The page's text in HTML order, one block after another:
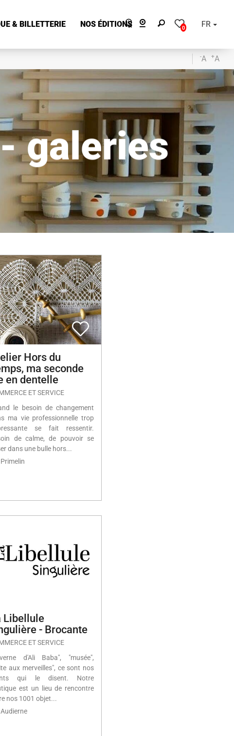
0 FR
& BILLETTERIE NOS ÉDITIONS
-A +A
galeries
Hors du
ma seconde
en dentelle
ET SERVICE
le besoin de changement
ma vie professionnelle trop
se fait ressentir.
de calme, de pouvoir se
dans une bulle hors...
Primelin
Libellule
- Brocante
ET SERVICE
d'Ali Baba", "musée",
aux merveilles", ce sont nos
qui le disent. Notre
est un lieu de rencontre
nos 1001 objet...
Audierne